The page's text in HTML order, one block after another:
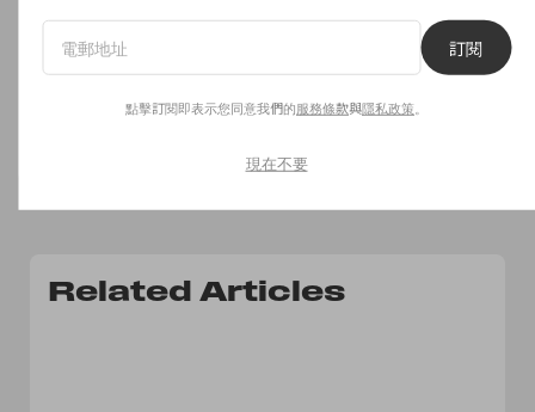
我們用到「鐵片」的彩妝空空賞
too cool for school 修容盤
Related Articles
訂閱
點擊訂閱即表示您同意我們的服務條款與隱私政策
現在不要